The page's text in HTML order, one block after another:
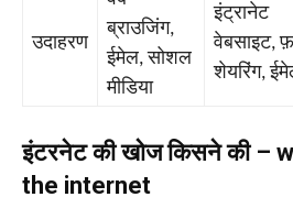
उदाहरण
ब्राउजिंग,
ईमेल, सोशल
मीडिया
इंट्रानेट
वेबसाइट,
शेयरिंग,
इंटरनेट की खोज किसने की –
the internet